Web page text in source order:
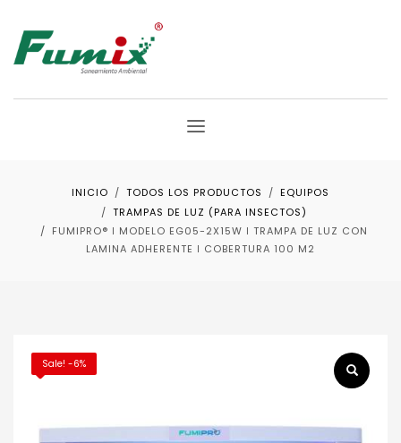
INICIO TODOS LOS PRODUCTOS
EQUIPOS
TRAMPAS DE LUZ (PARA INSECTOS)
FUMIPRO® ǀ MODELO EG05-2X15W ǀ TRAMPA DE LUZ CON
LAMINA ADHERENTE ǀ COBERTURA 100 M2
Sale! -6%